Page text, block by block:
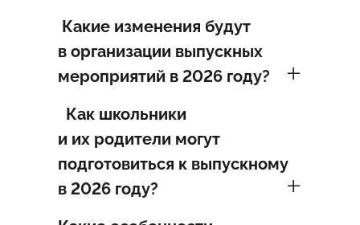
Какие изменения будут
в организации выпускных
мероприятий в 2026 году?
Как школьники
и их родители могут
подготовиться к выпускному
в 2026 году?